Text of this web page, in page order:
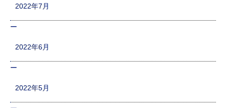
2022年7月
2022年6月
2022年5月